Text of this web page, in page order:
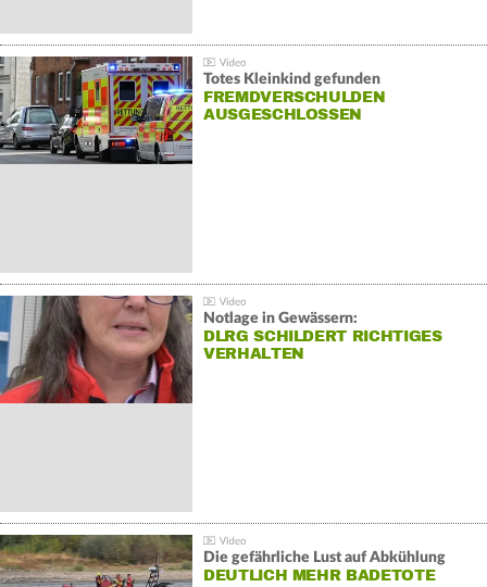
Totes Kleinkind gefunden
FREMDVERSCHULDEN
AUSGESCHLOSSEN
Notlage in Gewässern:
DLRG SCHILDERT RICHTIGES
VERHALTEN
Die gefährliche Lust auf Abkühlung
DEUTLICH MEHR BADETOTE